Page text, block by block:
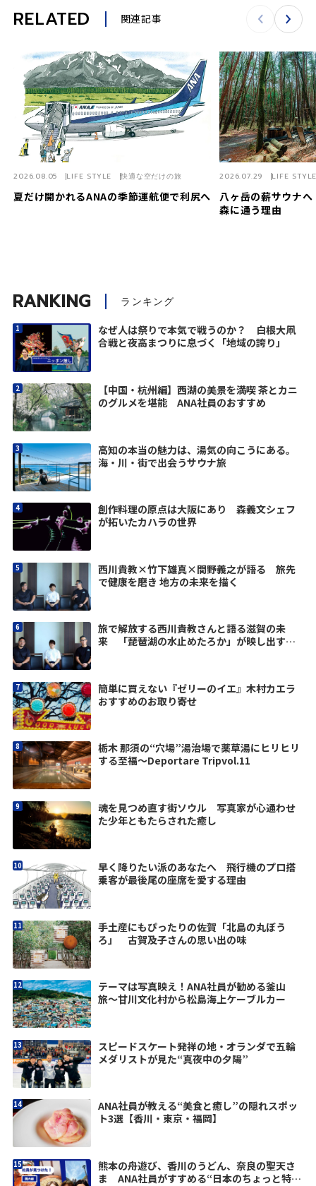
RELATED 関連記事
夏だけ開かれるANAの季節運航便で利尻へ
2026.08.05 LIFE STYLE 快適な空だけの旅
八ヶ岳の薪サウナ
森に通う理由
2026.07.29 LIFE
RANKING ランキング
なぜ人は祭りで本気で戦うのか？ 白根大凧
合戦と夜高まつりに息づく「地域の誇り」
【中国・杭州編】西湖の美景を満喫 茶とカニ
のグルメを堪能 ANA社員のおすすめ
高知の本当の魅力は、湯気の向こうにある。
海・川・街で出会うサウナ旅
創作料理の原点は大阪にあり 森義文シェフ
が拓いたカハラの世界
西川貴教×竹下雄真×間野義之が語る 旅先
で健康を磨き 地方の未来を描く
旅で解放する西川貴教さんと語る滋賀の未
来 「琵琶湖の水止めたろか」が映し出す価
簡単に買えない『ゼリーのイエ』木村カエラ
おすすめのお取り寄せ
栃木 那須の“穴場”湯治場で薬草湯にヒリヒリ
する至福〜Deportare Tripvol.11
魂を見つめ直す街ソウル 写真家が心通わせ
た少年ともたらされた癒し
早く降りたい派のあなたへ 飛行機のプロ搭
乗客が最後尾の座席を愛する理由
手土産にもぴったりの佐賀「北島の丸ぼう
ろ」 古賀及子さんの思い出の味
テーマは写真映え！ANA社員が勧める釜山
旅〜甘川文化村から松島海上ケーブルカー
スピードスケート発祥の地・オランダで五輪
メダリストが見た“真夜中の夕陽”
ANA社員が教える“美食と癒し”の隠れスポッ
ト3選【香川・東京・福岡】
熊本の舟遊び、香川のうどん、奈良の聖天さ
ま ANA社員がすすめる“日本のちょっと特別